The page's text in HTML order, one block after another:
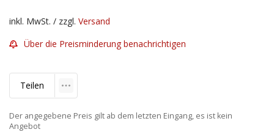
inkl. MwSt. / zzgl. Versand
Über die Preisminderung benachrichtigen
Teilen
Der angegebene Preis gilt ab dem letzten Eingang, es ist kein
Angebot